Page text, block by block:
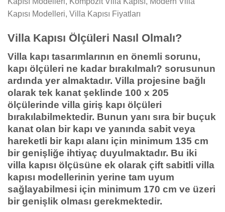
Kapısı Modelleri, Villa Kapısı Fiyatları
Villa Kapısı Ölçüleri Nasıl Olmalı?
Villa kapı tasarımlarının en önemli sorunu,
kapı ölçüleri ne kadar bırakılmalı? sorusunun
ardında yer almaktadır. Villa projesine bağlı
olarak tek kanat şeklinde 100 x 205
ölçülerinde villa giriş kapı ölçüleri
bırakılabilmektedir. Bunun yanı sıra bir buçuk
kanat olan bir kapı ve yanında sabit veya
hareketli bir kapı alanı için minimum 135 cm
bir genişliğe ihtiyaç duyulmaktadır. Bu iki
villa kapısı ölçüsüne ek olarak çift sabitli villa
kapısı modellerinin yerine tam uyum
sağlayabilmesi için minimum 170 cm ve üzeri
bir genişlik olması gerekmektedir.